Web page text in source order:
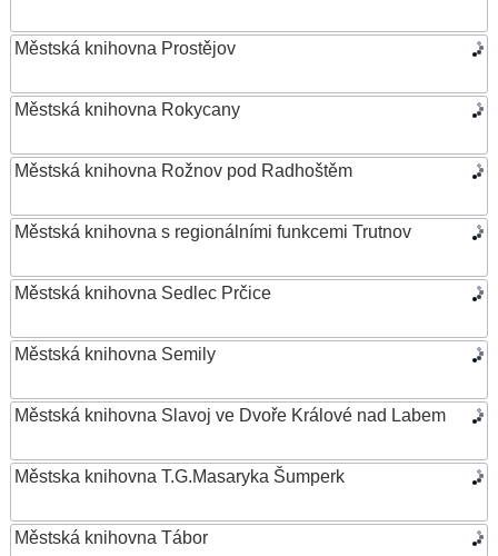
Městská knihovna Prostějov
Městská knihovna Rokycany
Městská knihovna Rožnov pod Radhoštěm
Městská knihovna s regionálními funkcemi Trutnov
Městská knihovna Sedlec Prčice
Městská knihovna Semily
Městská knihovna Slavoj ve Dvoře Králové nad Labem
Městska knihovna T.G.Masaryka Šumperk
Městská knihovna Tábor